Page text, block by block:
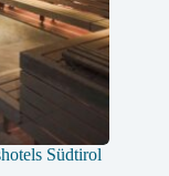
Südtirol